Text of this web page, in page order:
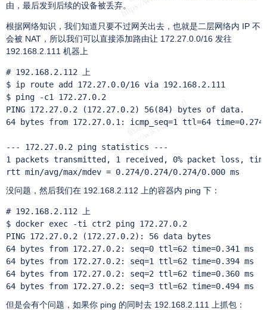
由，最后发到后续的设备被丢弃。
根据网络知识，我们知道只要不过网关出去，也就是二层网络内 IP 不
会被 NAT，所以我们可以直接添加路由让 172.27.0.0/16 发往
192.168.2.111 机器上
# 192.168.2.112 上
$ ip route add 172.27.0.0/16 via 192.168.2.111
$ ping -c1 172.27.0.2
PING 172.27.0.2 (172.27.0.2) 56(84) bytes of data.
64 bytes from 172.27.0.1: icmp_seq=1 ttl=64 time=0.274
--- 172.27.0.2 ping statistics ---
1 packets transmitted, 1 received, 0% packet loss, time
rtt min/avg/max/mdev = 0.274/0.274/0.274/0.000 ms
没问题，然后我们在 192.168.2.112 上的容器内 ping 下：
# 192.168.2.112 上
$ docker exec -ti ctr2 ping 172.27.0.2
PING 172.27.0.2 (172.27.0.2): 56 data bytes
64 bytes from 172.27.0.2: seq=0 ttl=62 time=0.341 ms
64 bytes from 172.27.0.2: seq=1 ttl=62 time=0.394 ms
64 bytes from 172.27.0.2: seq=2 ttl=62 time=0.360 ms
64 bytes from 172.27.0.2: seq=3 ttl=62 time=0.494 ms
但是会有个问题，如果你 ping 的同时去 192.168.2.111 上抓包：